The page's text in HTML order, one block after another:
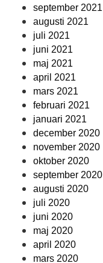
september 2021
augusti 2021
juli 2021
juni 2021
maj 2021
april 2021
mars 2021
februari 2021
januari 2021
december 2020
november 2020
oktober 2020
september 2020
augusti 2020
juli 2020
juni 2020
maj 2020
april 2020
mars 2020